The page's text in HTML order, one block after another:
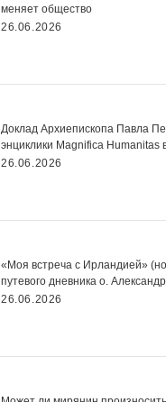
меняет общество
26.06.2026
Доклад Архиепископа Павла
энциклики Magnifica Нumanitas
26.06.2026
«Моя встреча с Ирландией»
путевого дневника о.
26.06.2026